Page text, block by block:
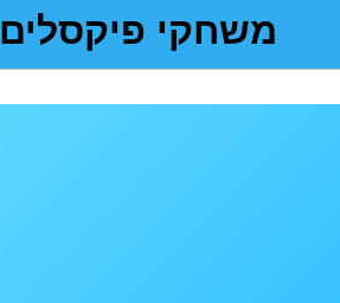
משחקי פיקסלים